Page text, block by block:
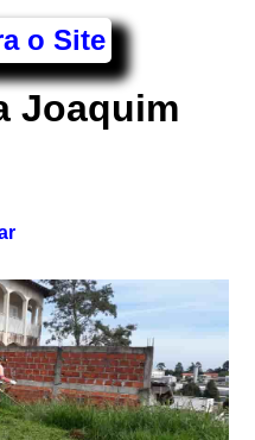
o Site
Joaquim